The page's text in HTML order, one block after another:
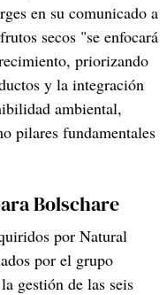
en su comunicado a
secos "se enfocará
priorizando
y la integración
ambiental,
pilares fundamentales
Bolschare
por Natural
por el grupo
gestión de las seis